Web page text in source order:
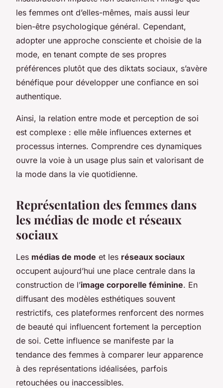
les femmes ont d’elles-mêmes, mais aussi leur
bien-être psychologique général. Cependant,
adopter une approche consciente et choisie de la
mode, en tenant compte de ses propres
préférences plutôt que des diktats sociaux, s’avère
bénéfique pour développer une confiance en soi
authentique.
Ainsi, la relation entre mode et perception de soi
est complexe : elle mêle influences externes et
processus internes. Comprendre ces dynamiques
ouvre la voie à un usage plus sain et valorisant de
la mode dans la vie quotidienne.
Représentation des femmes dans
les médias de mode et réseaux
sociaux
Les médias de mode et les réseaux sociaux
occupent aujourd’hui une place centrale dans la
construction de l’image corporelle féminine. En
diffusant des modèles esthétiques souvent
restrictifs, ces plateformes renforcent des normes
de beauté qui influencent fortement la perception
de soi. Cette influence se manifeste par la
tendance des femmes à comparer leur apparence
à des représentations idéalisées, parfois
retouchées ou inaccessibles.